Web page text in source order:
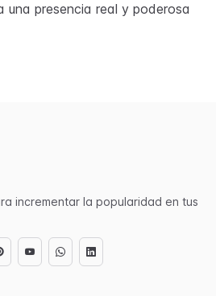
una presencia real y poderosa
incrementar la popularidad en tus